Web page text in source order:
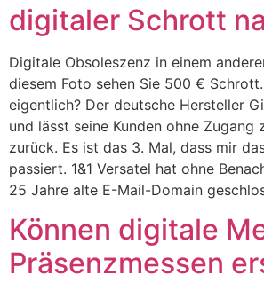
digitaler Schrott
Digitale Obsoleszenz in einem
diesem Foto sehen Sie 500 €
eigentlich? Der deutsche Hersteller
und lässt seine Kunden ohne Zugang
zurück. Es ist das 3. Mal, dass mir
passiert. 1&1 Versatel hat ohne
25 Jahre alte E-Mail-Domain
Können digitale
Präsenzmessen